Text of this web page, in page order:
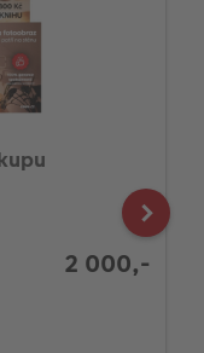
2 000,-